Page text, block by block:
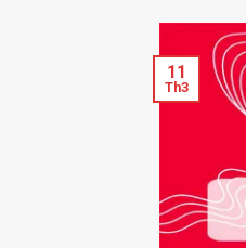
11
Th3